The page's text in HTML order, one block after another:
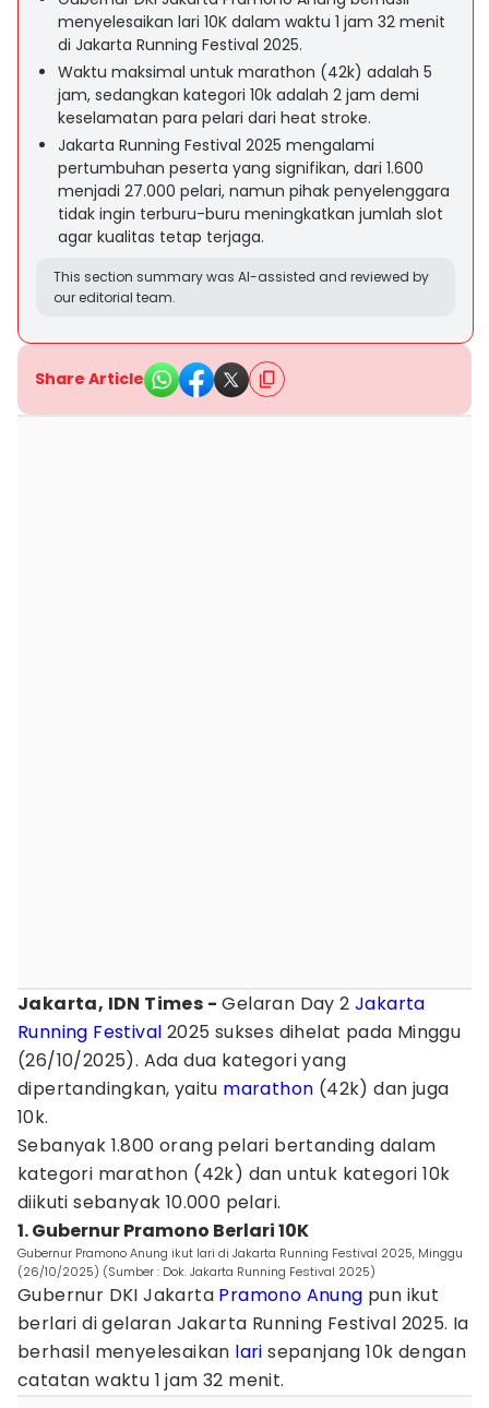
menyelesaikan lari 10K dalam waktu 1 jam 32 menit
di Jakarta Running Festival 2025.
Waktu maksimal untuk marathon (42k) adalah 5
jam, sedangkan kategori 10k adalah 2 jam demi
keselamatan para pelari dari heat stroke.
Jakarta Running Festival 2025 mengalami
pertumbuhan peserta yang signifikan, dari 1.600
menjadi 27.000 pelari, namun pihak penyelenggara
tidak ingin terburu-buru meningkatkan jumlah slot
agar kualitas tetap terjaga.
This section summary was AI-assisted and reviewed by
our editorial team.
Share Article
Jakarta, IDN Times - Gelaran Day 2Jakarta
Running Festival 2025 sukses dihelat pada Minggu
(26/10/2025). Ada dua kategori yang
dipertandingkan, yaitu marathon (42k) dan juga
10k.
Sebanyak 1.800 orang pelari bertanding dalam
kategori marathon (42k) dan untuk kategori 10k
diikuti sebanyak 10.000 pelari.
1. Gubernur Pramono Berlari 10K
Gubernur Pramono Anung ikut lari di Jakarta Running Festival 2025, Minggu
(26/10/2025) (Sumber : Dok. Jakarta Running Festival 2025)
Gubernur DKI Jakarta Pramono Anung pun ikut
berlari di gelaran Jakarta Running Festival 2025. Ia
berhasil menyelesaikan lari sepanjang 10k dengan
catatan waktu 1 jam 32 menit.